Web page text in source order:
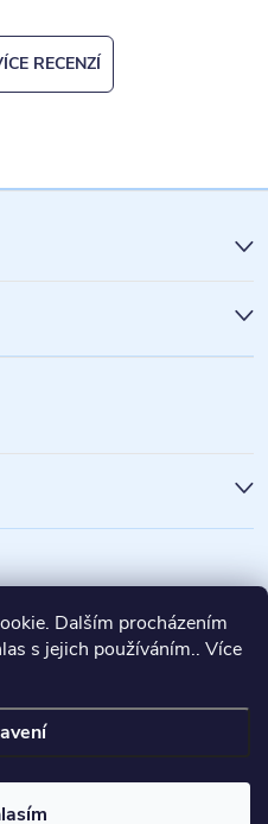
Dalším procházením
s jejich používáním.. Více
RECENZÍ
. Všechna práva vyhrazena.